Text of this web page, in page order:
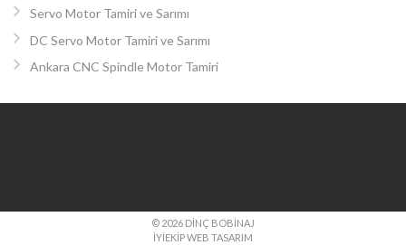
Servo Motor Tamiri ve Sarımı
DC Servo Motor Tamiri ve Sarımı
Ankara CNC Spindle Motor Tamiri
© 2026 DINÇ BOBINAJ
İYIEKIP WEB TASARIM